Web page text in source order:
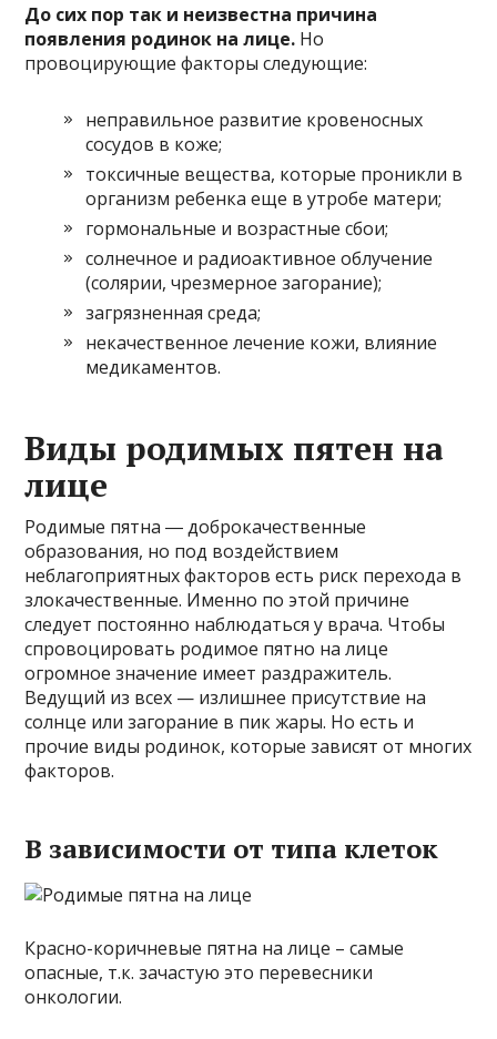
До сих пор так и неизвестна причина
появления родинок на лице. Но
провоцирующие факторы следующие:
неправильное развитие кровеносных
сосудов в коже;
токсичные вещества, которые проникли в
организм ребенка еще в утробе матери;
гормональные и возрастные сбои;
солнечное и радиоактивное облучение
(солярии, чрезмерное загорание);
загрязненная среда;
некачественное лечение кожи, влияние
медикаментов.
Виды родимых пятен на
лице
Родимые пятна ― доброкачественные
образования, но под воздействием
неблагоприятных факторов есть риск перехода в
злокачественные. Именно по этой причине
следует постоянно наблюдаться у врача. Чтобы
спровоцировать родимое пятно на лице
огромное значение имеет раздражитель.
Ведущий из всех — излишнее присутствие на
солнце или загорание в пик жары. Но есть и
прочие виды родинок, которые зависят от многих
факторов.
В зависимости от типа клеток
Красно-коричневые пятна на лице – самые
опасные, т.к. зачастую это перевесники
онкологии.